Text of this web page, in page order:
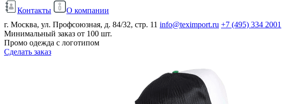
Контакты
О компании
г. Москва, ул. Профсоюзная, д. 84/32, стр. 11 info@teximport.ru +7 (495) 334 2001
Минимальный заказ от 100 шт.
Промо одежда с логотипом
Сделать заказ